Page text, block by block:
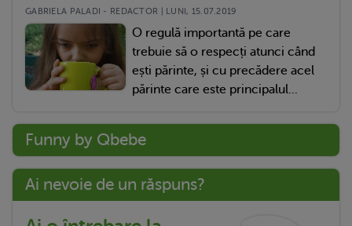
GABRIELA PALADI - REDACTOR | LUNI, 15.07.2019
O regulă importantă pe care
trebuie să o respecți atunci când
ești părinte, și cu precădere acel
părinte care este principalul...
Funny by Qbebe
Ai nevoie de un răspuns?